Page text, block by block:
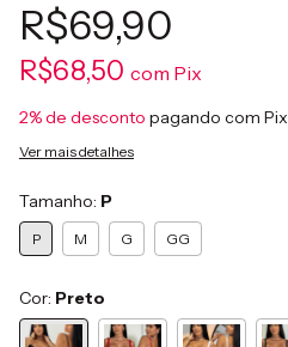
R$69,90
R$68,50 com Pix
2% de desconto pagando com Pix
Ver mais detalhes
Tamanho: P
P M G GG
Cor: Preto